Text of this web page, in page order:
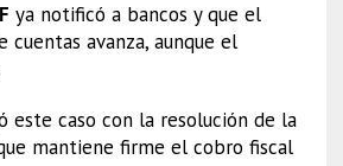
ya notificó a bancos y que el
cuentas avanza, aunque el
este caso con la resolución de la
mantiene firme el cobro fiscal